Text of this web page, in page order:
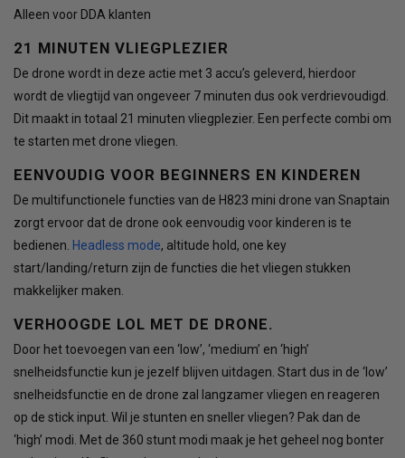
Alleen voor DDA klanten
21 MINUTEN VLIEGPLEZIER
De drone wordt in deze actie met 3 accu’s geleverd, hierdoor
wordt de vliegtijd van ongeveer 7 minuten dus ook verdrievoudigd.
Dit maakt in totaal 21 minuten vliegplezier. Een perfecte combi om
te starten met drone vliegen.
EENVOUDIG VOOR BEGINNERS EN KINDEREN
De multifunctionele functies van de H823 mini drone van Snaptain
zorgt ervoor dat de drone ook eenvoudig voor kinderen is te
bedienen. Headless mode, altitude hold, one key
start/landing/return zijn de functies die het vliegen stukken
makkelijker maken.
VERHOOGDE LOL MET DE DRONE.
Door het toevoegen van een ‘low’, ‘medium’ en ‘high’
snelheidsfunctie kun je jezelf blijven uitdagen. Start dus in de ‘low’
snelheidsfunctie en de drone zal langzamer vliegen en reageren
op de stick input. Wil je stunten en sneller vliegen? Pak dan de
‘high’ modi. Met de 360 stunt modi maak je het geheel nog bonter